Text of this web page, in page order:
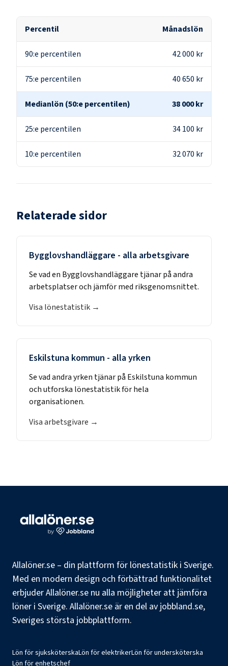
Percentil Månadslön
90:e percentilen 42 000 kr
75:e percentilen 40 650 kr
Medianlön (50:e percentilen) 38 000 kr
25:e percentilen 34 100 kr
10:e percentilen 32 070 kr
Relaterade sidor
Bygglovshandläggare - alla arbetsgivare
Se vad en Bygglovshandläggare tjänar på andra
arbetsplatser och jämför med riksgenomsnittet.
Visa lönestatistik →
Eskilstuna kommun - alla yrken
Se vad andra yrken tjänar på Eskilstuna kommun
och utforska lönestatistik för hela
organisationen.
Visa arbetsgivare →
Allalöner.se – din plattform för lönestatistik i Sverige.
Med en modern design och förbättrad funktionalitet
erbjuder Allalöner.se nu alla möjligheter att jämföra
löner i Sverige. Allalöner.se är en del av jobbland.se,
Sveriges största jobbplattform.
Lön för sjuksköterskaLön för elektrikerLön för undersköterska
Lön för enhetschef